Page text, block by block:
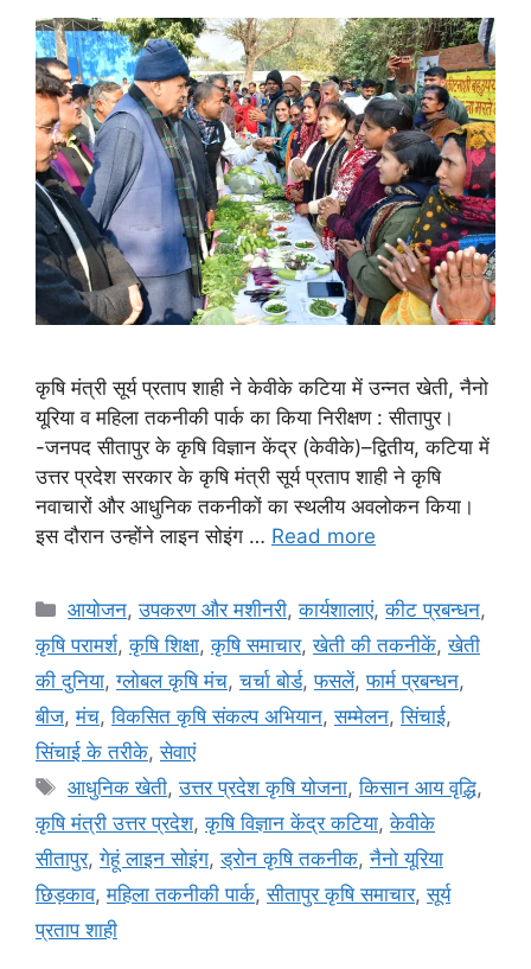
कृषि मंत्री सूर्य प्रताप शाही ने केवीके कटिया में उन्नत खेती, नैनो
यूरिया व महिला तकनीकी पार्क का किया निरीक्षण : सीतापुर।
-जनपद सीतापुर के कृषि विज्ञान केंद्र (केवीके)–द्वितीय, कटिया में
उत्तर प्रदेश सरकार के कृषि मंत्री सूर्य प्रताप शाही ने कृषि
नवाचारों और आधुनिक तकनीकों का स्थलीय अवलोकन किया।
इस दौरान उन्होंने लाइन सोइंग … Read more
आयोजन,उपकरण और मशीनरी,कार्यशालाएं,कीट प्रबन्धन,
कृषि परामर्श,कृषि शिक्षा,कृषि समाचार,खेती की तकनीकें,खेती
की दुनिया,ग्लोबल कृषि मंच,चर्चा बोर्ड,फसलें,फार्म प्रबन्धन,
बीज,मंच,विकसित कृषि संकल्प अभियान,सम्मेलन,सिंचाई,
सिंचाई के तरीके,सेवाएं
आधुनिक खेती,उत्तर प्रदेश कृषि योजना,किसान आय वृद्धि,
कृषि मंत्री उत्तर प्रदेश,कृषि विज्ञान केंद्र कटिया,केवीके
सीतापुर,गेहूं लाइन सोइंग,ड्रोन कृषि तकनीक,नैनो यूरिया
छिड़काव,महिला तकनीकी पार्क,सीतापुर कृषि समाचार,सूर्य
प्रताप शाही